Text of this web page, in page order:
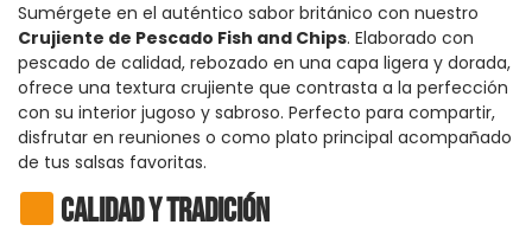
Sumérgete en el auténtico sabor británico con nuestro
Crujiente de Pescado Fish and Chips. Elaborado con
pescado de calidad, rebozado en una capa ligera y dorada,
ofrece una textura crujiente que contrasta a la perfección
con su interior jugoso y sabroso. Perfecto para compartir,
disfrutar en reuniones o como plato principal acompañado
de tus salsas favoritas.
Calidad y Tradición